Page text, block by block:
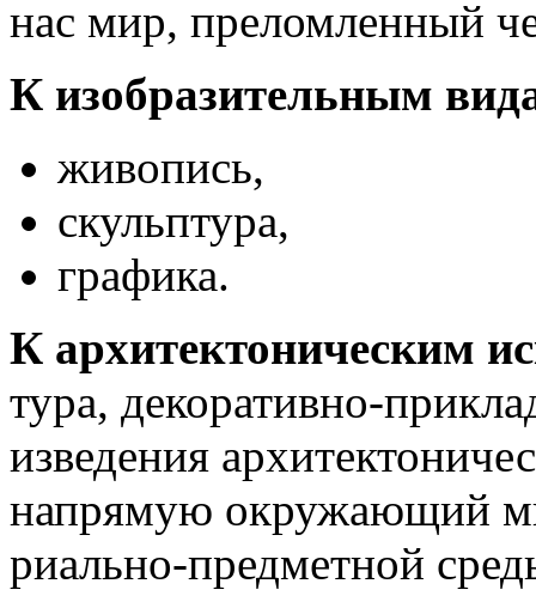
нас мир, преломленный
К изобразительным
живопись,
скульптура,
графика.
К архитектоническим
тура, декоративно-
изведения
напрямую окружающий
риально-предметной